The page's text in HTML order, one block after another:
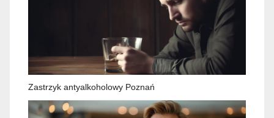
Zastrzyk antyalkoholowy Poznań